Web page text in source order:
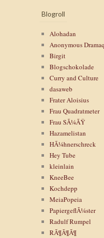
Blogroll
Alohadan
Anonymous
Birgit
Blogschokolade
Curry and Culture
dasaweb
Frater Aloisius
Frau Quadratmeter
Frau SÃ¼ÃŸ
Hazamelistan
HÃ¼hnerschreck
Hey Tube
kleinlain
KneeBee
Kochdepp
MeiaPopeia
PapiergeflÃ¼ster
Radulf Rumpel
RÃ¶Ã¶Ã¶